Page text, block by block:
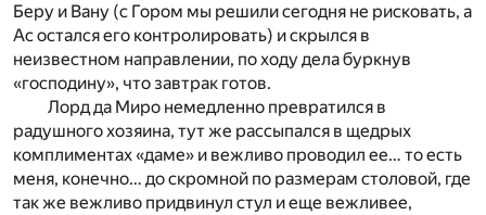
Беру и Вану (с Гором мы решили сегодня не рисковать, а
Ас остался его контролировать) и скрылся в
неизвестном направлении, по ходу дела буркнув
«господину», что завтрак готов.
Лорд да Миро немедленно превратился в
радушного хозяина, тут же рассыпался в щедрых
комплиментах «даме» и вежливо проводил ее… то есть
меня, конечно… до скромной по размерам столовой, где
так же вежливо придвинул стул и еще вежливее,